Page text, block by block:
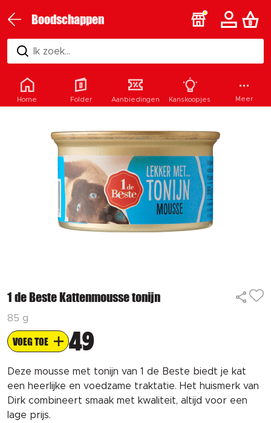
Boodschappen
Ik zoek...
1 de Beste Kattenmousse tonijn
85 g
VOEG TOE 49
Deze mousse met tonijn van 1 de Beste biedt je kat
een heerlijke en voedzame traktatie. Het huismerk van
Dirk combineert smaak met kwaliteit, altijd voor een
lage prijs.
Home Folder Aanbiedingen Kanskoopjes Meer